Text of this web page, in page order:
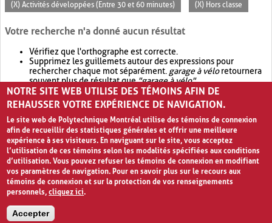
(X) Activités développées (Entre 30 et 60 minutes) (X) Hors classe
Votre recherche n'a donné aucun résultat
Vérifiez que l'orthographe est correcte.
Supprimez les guillemets autour des expressions pour
rechercher chaque mot séparément. garage à véloretournera
souvent plus de résultat que"garage à vélo".
Envisagez d'élargir votre recherche avec OR.garage OR vélo
retournera souvent plus de résultat quegarage à vélo
NOTRE SITE WEB UTILISE DES TÉMOINS AFIN DE
REHAUSSER VOTRE EXPÉRIENCE DE NAVIGATION.
Le site web de Polytechnique Montréal utilise des témoins de connexion
afin de recueillir des statistiques générales et offrir une meilleure
expérience à ses visiteurs. En naviguant sur le site, vous acceptez
l’utilisation de ces témoins selon les modalités spécifiées aux conditions
d’utilisation. Vous pouvez refuser les témoins de connexion en modifiant
vos paramètres de navigation. Pour en savoir plus sur le recours aux
témoins de connexion et sur la protection de vos renseignements
personnels,cliquez ici.
Accepter